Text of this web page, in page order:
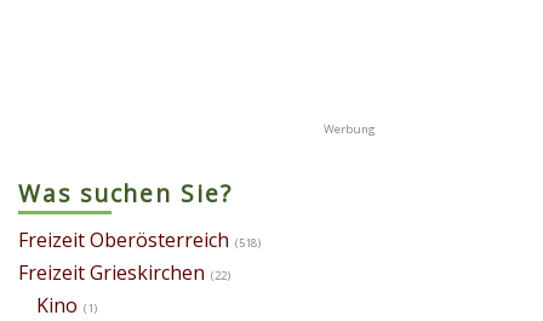
Was suchen Sie?
Freizeit Oberösterreich (518)
Freizeit Grieskirchen (22)
Kino (1)